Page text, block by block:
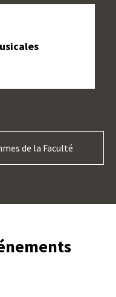
de la Faculté